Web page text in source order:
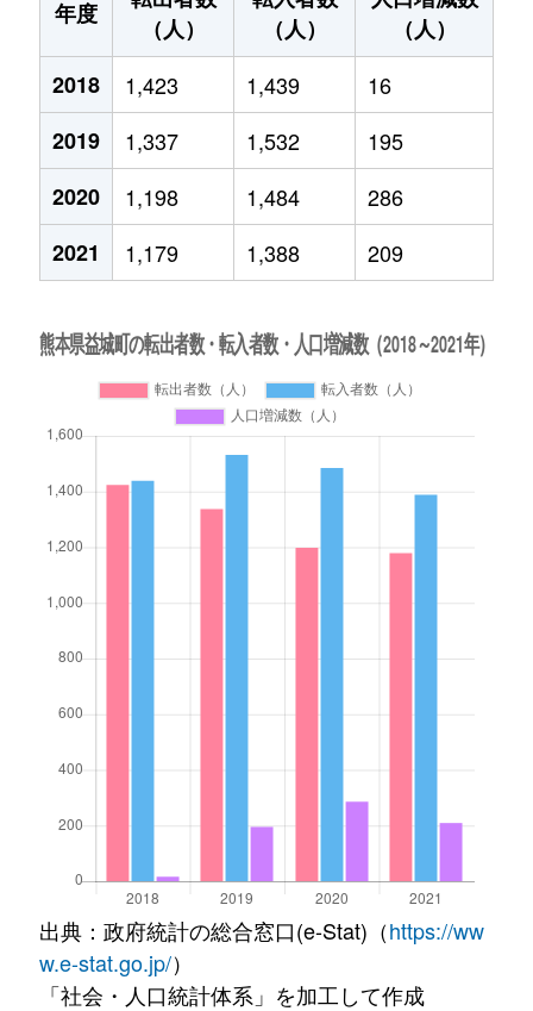
年度
（人）
（人）
（人）
2018
1,423 1,439
16
2019
1,337 1,532
195
2020
1,198 1,484
286
2021
1,179 1,388 209
出典：政府統計の総合窓口(e-Stat)（https://ww
w.e-stat.go.jp/）
「社会・人口統計体系」を加工して作成